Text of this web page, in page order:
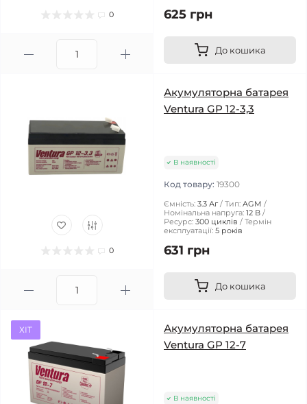
0 625 грн
До кошика
0
Акумуляторна батарея
Ventura GP 12-3,3
В наявності
Код товару: 19300
Ємність: 3.3 Аг Тип: AGM
Номінальна напруга: 12 В
Ресурс: 300 циклів
Термін
експлуатації: 5 років
631 грн
До кошика
ХІТ
Акумуляторна батарея
Ventura GP 12-7
В наявності